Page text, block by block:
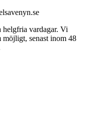
helgfria vardagar. Vi
möjligt, senast inom 48